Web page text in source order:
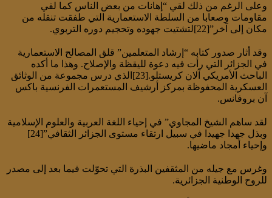
وعلى الرغم من ذلك لقي “إهانات من بعض الناس كما لقي
مقاومات وصعابا من السلطة الاستعمارية التي طفقت تنقله من
مكان إلى آخر”[22]لتشتيت جهوده وتحجيم دوره التربوي.
وقد أثار صدور كتابه “إرشاد المتعلمين” قلق المصالح الاستعمارية
في الجزائر التي رأت فيه دعوة لليقظة والإصلاح. وهذا ما أكده
الباحث الأمريكي آلان كريستلو.[23]الذي درس مجموعة من الوثائق
العسكرية المحفوظة بمركز أرشيف المستعمرات الفرنسية باكس
آن بروفانس.
لقد ساهم الشيخ المجاوي” في إحياء اللغة العربية والعلوم الإسلامية
وبذل جهدا جهيدا في سبيل ارتقاء مستوى الجزائر الثقافي”[24]
وإحياء أمجاد ماضيها.
وغرس مع جيله من المثقفين البذرة التي تحوّلت فيما بعد إلى مصدر
للروح الوطنية الجزائرية.